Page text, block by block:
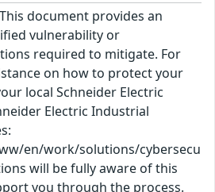
This document provides an
vulnerability or
required to mitigate. For
on how to protect your
local Schneider Electric
Electric Industrial
en/work/solutions/cybersecu
will be fully aware of this
you through the process.